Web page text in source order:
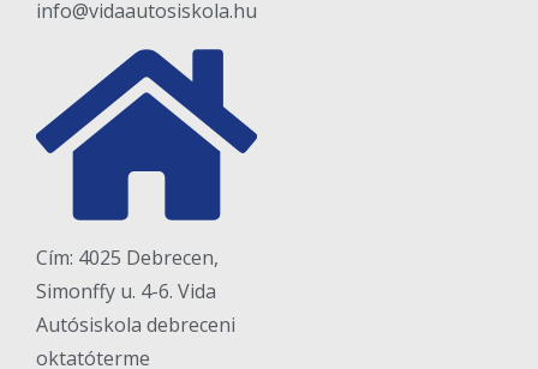
info@vidaautosiskola.hu
Cím: 4025 Debrecen,
Simonffy u. 4-6. Vida
Autósiskola debreceni
oktatóterme